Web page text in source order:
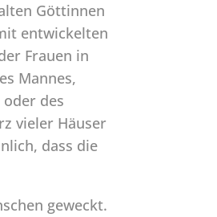
Göttinnen
entwickelten
Frauen in
Mannes,
des
vieler Häuser
dass die
geweckt.